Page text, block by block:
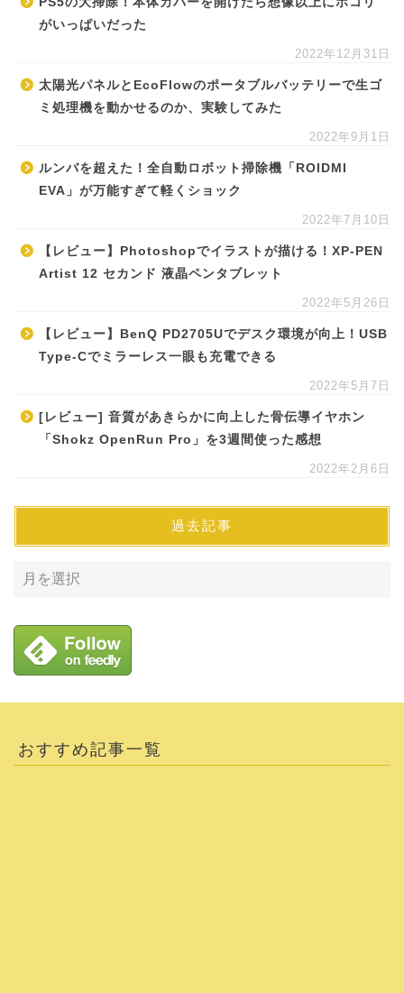
がいっぱいだった
2022年12月31日
太陽光パネルとEcoFlowのポータブルバッテリーで生ゴ
ミ処理機を動かせるのか、実験してみた
2022年9月1日
ルンバを超えた！全自動ロボット掃除機「ROIDMI
EVA」が万能すぎて軽くショック
2022年7月10日
【レビュー】Photoshopでイラストが描ける！XP-PEN
Artist 12 セカンド 液晶ペンタブレット
2022年5月26日
【レビュー】BenQ PD2705Uでデスク環境が向上！USB
Type-Cでミラーレス一眼も充電できる
2022年5月7日
[レビュー] 音質があきらかに向上した骨伝導イヤホン
「Shokz OpenRun Pro」を3週間使った感想
2022年2月6日
過去記事
おすすめ記事一覧